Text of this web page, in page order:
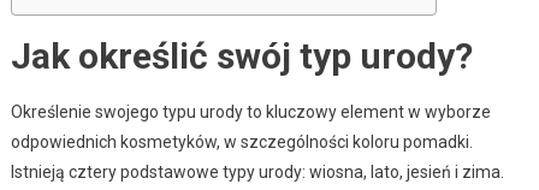
Jak określić swój typ urody?
Określenie swojego typu urody to kluczowy element w wyborze
odpowiednich kosmetyków, w szczególności koloru pomadki.
Istnieją cztery podstawowe typy urody: wiosna, lato, jesień i zima.